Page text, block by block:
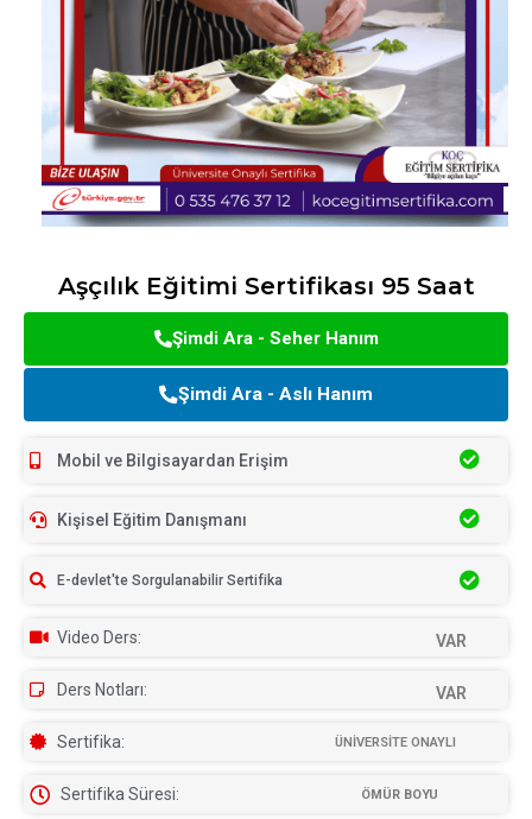
Aşçılık Eğitimi Sertifikası 95 Saat
Şimdi Ara - Seher Hanım
Şimdi Ara - Aslı Hanım
Mobil ve Bilgisayardan Erişim
Kişisel Eğitim Danışmanı
E-devlet'te Sorgulanabilir Sertifika
Video Ders: VAR
Ders Notları: VAR
Sertifika: ÜNİVERSİTE ONAYLI
Sertifika Süresi: ÖMÜR BOYU